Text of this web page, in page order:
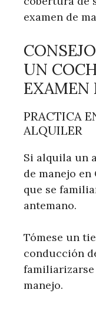
examen de
UN
EXAMEN
PRACTICA
ALQUILER
Si alquila un
de manejo
que se
antemano.
Tómese un
conducción
manejo.